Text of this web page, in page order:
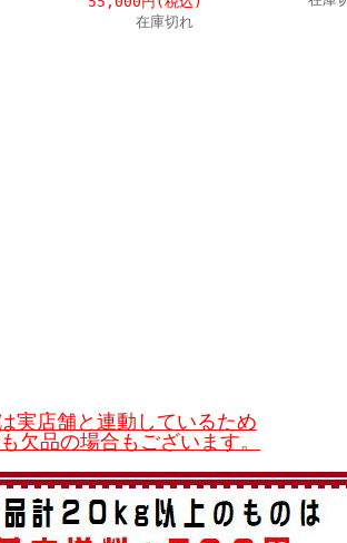
在庫切れ
実店舗と連動しているため
欠品の場合もございます。